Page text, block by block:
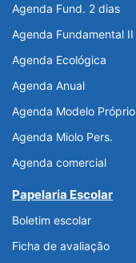
Agenda Fund. 2 dias
Agenda Fundamental II
Agenda Ecológica
Agenda Anual
Agenda Modelo Próprio
Agenda Miolo Pers.
Agenda comercial
Papelaria Escolar
Boletim escolar
Ficha de avaliação